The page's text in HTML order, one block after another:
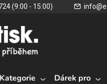
(9:00 - 15:00)
Kategorie Dárek pro